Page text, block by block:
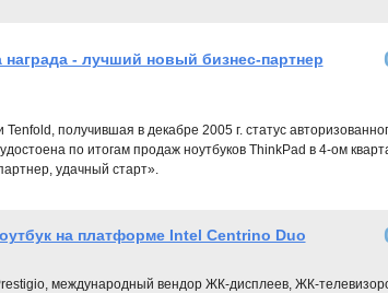
- лучший новый бизнес-партнер
получившая в декабре 2005 г. статус
по итогам продаж ноутбуков ThinkPad в 4-ом
удачный старт».
на платформе Intel Centrino Duo
международный вендор ЖК-дисплеев, ЖК-